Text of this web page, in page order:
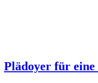
Plädoyer für